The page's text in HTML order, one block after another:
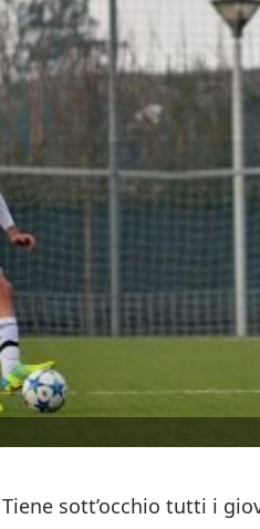
sott’occhio tutti i